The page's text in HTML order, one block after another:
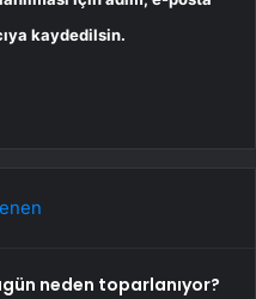
kaydedilsin.
neden toparlanıyor?